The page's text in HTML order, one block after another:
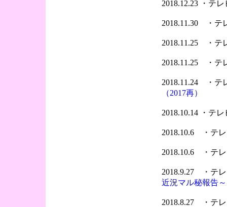
2018.12.23 ・テ
2018.11.30 ・テ
2018.11.25 ・テ
2018.11.25 ・テ
2018.11.24 ・テ
（2017再）
2018.10.14 ・テ
2018.10.6 ・テ
2018.10.6 ・テ
2018.9.27 ・テ
近況マル秘報告
2018.8.27 ・テ